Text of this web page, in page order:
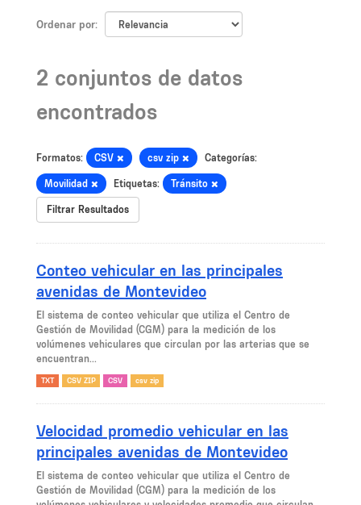
Ordenar por
2 conjuntos de datos
encontrados
Formatos: CSV csv zip Categorías:
Movilidad Etiquetas: Tránsito
Filtrar Resultados
Conteo vehicular en las principales
avenidas de Montevideo
El sistema de conteo vehicular que utiliza el Centro de
Gestión de Movilidad (CGM) para la medición de los
volúmenes vehiculares que circulan por las arterias que se
encuentran...
TXT CSV ZIP CSV csv zip
Velocidad promedio vehicular en las
principales avenidas de Montevideo
El sistema de conteo vehicular que utiliza el Centro de
Gestión de Movilidad (CGM) para la medición de los